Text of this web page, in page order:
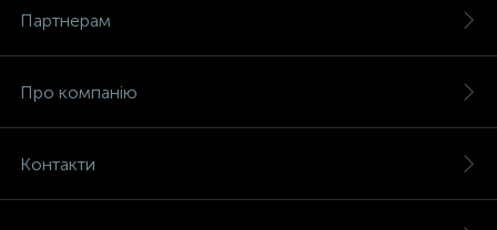
Партнерам
Про компанію
Контакти